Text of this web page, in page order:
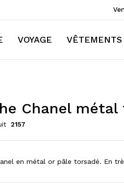
VOYAGE VÊTEMENTS
Chanel métal
2157
en métal or pâle torsadé. En